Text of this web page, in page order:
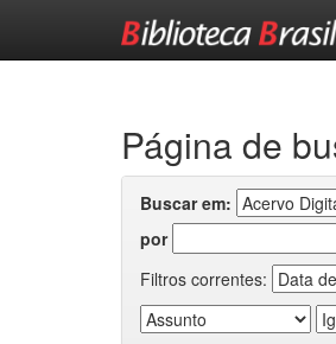
Página de
Buscar em:
por
Filtros correntes: